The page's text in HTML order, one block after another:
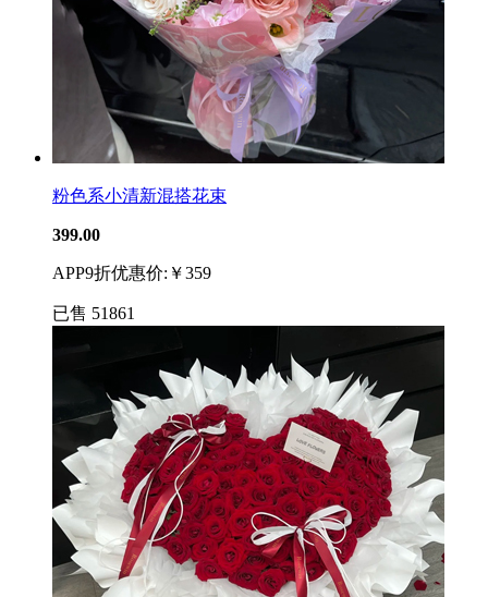
粉色系小清新混搭花束
399.00
APP9折优惠价:￥359
已售 51861